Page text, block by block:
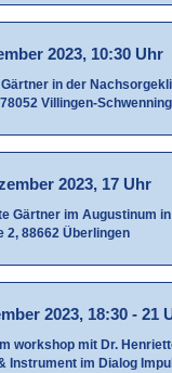
2023, 10:30 Uhr
in der
Villingen-
2023, 17 Uhr
Gärtner im Augustinum
2, 88662 Überlingen
2023, 18:30 - 21
workshop mit Dr.
Instrument im Dialog